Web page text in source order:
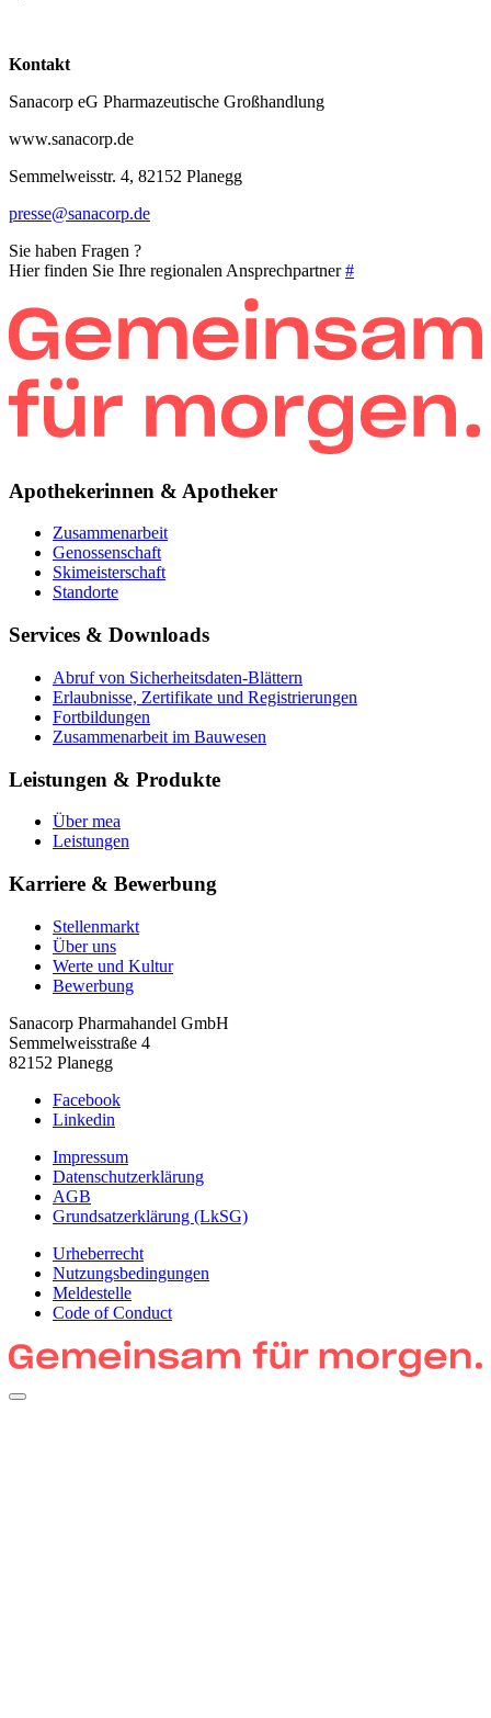
Kontakt
Sanacorp eG Pharmazeutische Großhandlung
www.sanacorp.de
Semmelweisstr. 4, 82152 Planegg
presse@sanacorp.de
Sie haben Fragen ?
Hier finden Sie Ihre regionalen Ansprechpartner#
Apothekerinnen & Apotheker
Zusammenarbeit
Genossenschaft
Skimeisterschaft
Standorte
Services & Downloads
Abruf von Sicherheitsdaten-Blättern
Erlaubnisse, Zertifikate und Registrierungen
Fortbildungen
Zusammenarbeit im Bauwesen
Leistungen & Produkte
Über mea
Leistungen
Karriere & Bewerbung
Stellenmarkt
Über uns
Werte und Kultur
Bewerbung
Sanacorp Pharmahandel GmbH
Semmelweisstraße 4
82152 Planegg
Facebook
Linkedin
Impressum
Datenschutzerklärung
AGB
Grundsatzerklärung (LkSG)
Urheberrecht
Nutzungsbedingungen
Meldestelle
Code of Conduct